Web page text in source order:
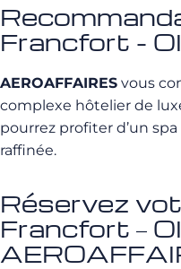
Francfort -
AEROAFFAIRES vous
complexe hôtelier de
pourrez profiter d’un
raffinée.
Réservez
Francfort –